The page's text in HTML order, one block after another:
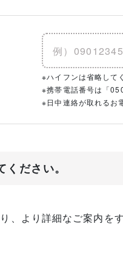
※ハイフンは省略し
※携帯電話番号は「
※日中連絡が取れるお
ださい。
、より詳細なご案内を